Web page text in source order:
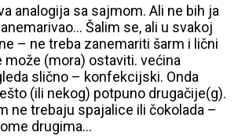
analogija sa sajmom. Ali ne bih ja
Šalim se, ali u svakoj
– ne treba zanemariti šarm i lični
može (mora) ostaviti. većina
slično – konfekcijski. Onda
(ili nekog) potpuno drugačije(g).
ne trebaju spajalice ili čokolada –
drugima…